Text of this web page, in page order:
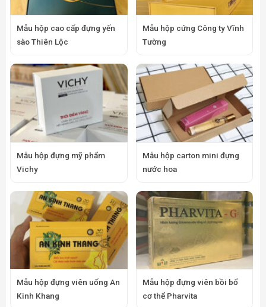
Mẫu hộp cao cấp đựng yến
sào Thiên Lộc
Mẫu hộp cứng Công ty Vĩnh
Tường
Mẫu hộp đựng mỹ phẩm
Vichy
Mẫu hộp carton mini đựng
nước hoa
Mẫu hộp đựng viên uống An
Kinh Khang
Mẫu hộp đựng viên bồi bổ
cơ thể Pharvita